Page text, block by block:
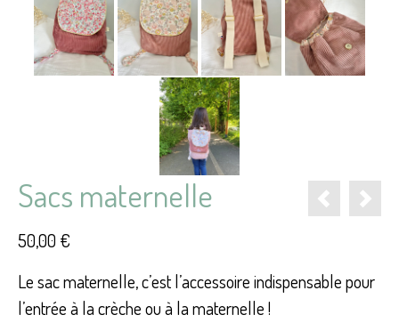
Sacs maternelle
50,00 €
Le sac maternelle, c’est l’accessoire indispensable pour
l’entrée à la crèche ou à la maternelle !